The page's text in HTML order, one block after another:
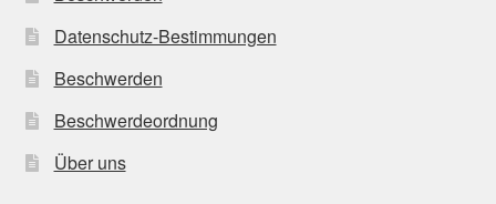
Datenschutz-Bestimmungen
Beschwerden
Beschwerdeordnung
Über uns